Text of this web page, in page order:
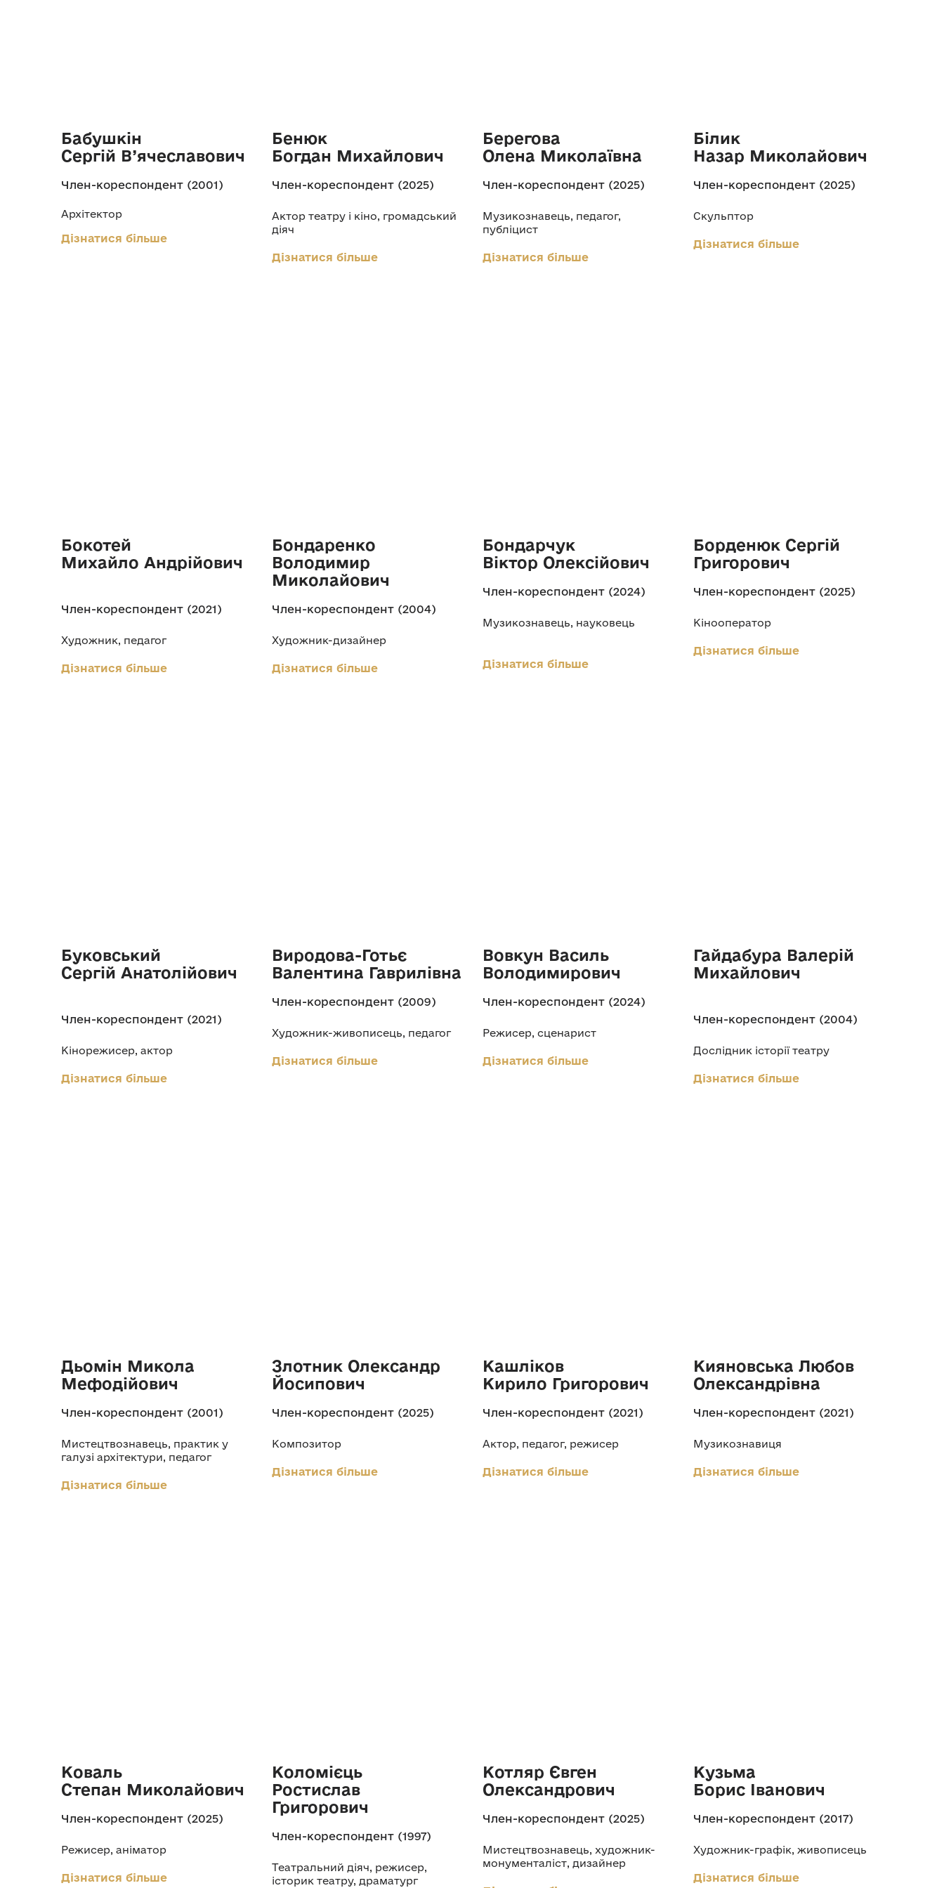
Бабушкін
Сергій В’ячеславович
Член-кореспондент (2001)
Архітектор
Дізнатися більше
Бенюк
Богдан Михайлович
Член-кореспондент (2025)
Актор театру і кіно, громадський
діяч
Дізнатися більше
Берегова
Олена Миколаївна
Член-кореспондент (2025)
Музикознавець, педагог,
публіцист
Дізнатися більше
Білик
Назар Миколайович
Член-кореспондент (2025)
Скульптор
Дізнатися більше
Бокотей
Михайло Андрійович
Член-кореспондент (2021)
Художник, педагог
Дізнатися більше
Бондаренко
Володимир
Миколайович
Член-кореспондент (2004)
Художник-дизайнер
Дізнатися більше
Бондарчук
Віктор Олексійович
Член-кореспондент (2024)
Музикознавець, науковець
Дізнатися більше
Борденюк Сергій
Григорович
Член-кореспондент (2025)
Кінооператор
Дізнатися більше
Буковський
Сергій Анатолійович
Член-кореспондент (2021)
Кінорежисер, актор
Дізнатися більше
Виродова-Готьє
Валентина Гаврилівна
Член-кореспондент (2009)
Художник-живописець, педагог
Дізнатися більше
Вовкун Василь
Володимирович
Член-кореспондент (2024)
Режисер, сценарист
Дізнатися більше
Гайдабура Валерій
Михайлович
Член-кореспондент (2004)
Дослідник історії театру
Дізнатися більше
Дьомін Микола
Мефодійович
Член-кореспондент (2001)
Мистецтвознавець, практик у
галузі архітектури, педагог
Дізнатися більше
Злотник Олександр
Йосипович
Член-кореспондент (2025)
Композитор
Дізнатися більше
Кашліков
Кирило Григорович
Член-кореспондент (2021)
Актор, педагог, режисер
Дізнатися більше
Кияновська Любов
Олександрівна
Член-кореспондент (2021)
Музикознавиця
Дізнатися більше
Коваль
Степан Миколайович
Член-кореспондент (2025)
Режисер, аніматор
Дізнатися більше
Коломієць
Ростислав
Григорович
Член-кореспондент (1997)
Театральний діяч, режисер,
історик театру, драматург
Котляр Євген
Олександрович
Член-кореспондент (2025)
Мистецтвознавець, художник-
монументаліст, дизайнер
Кузьма
Борис Іванович
Член-кореспондент (2017)
Художник-графік, живописець
Дізнатися більше